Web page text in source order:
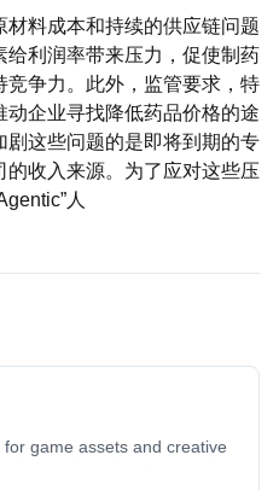
料成本和持续的供应链问题
利润率带来压力，促使制药
争力。此外，监管要求，特
企业寻找降低药品价格的途
这些问题的是即将到期的专
收入来源。为了应对这些压
人
game assets and creative